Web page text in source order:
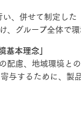
、併せて制定し
グループ全体で環
基本理念」
配慮、地域環境と
与するために、製